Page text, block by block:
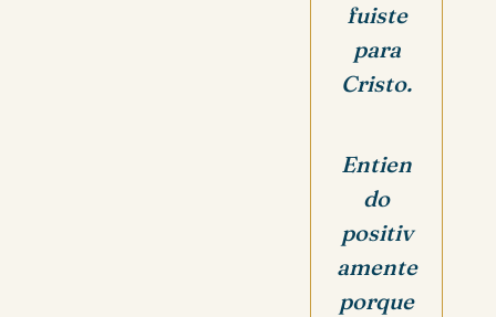
fuiste
para
Cristo.
Entien
do
positiv
amente
porque